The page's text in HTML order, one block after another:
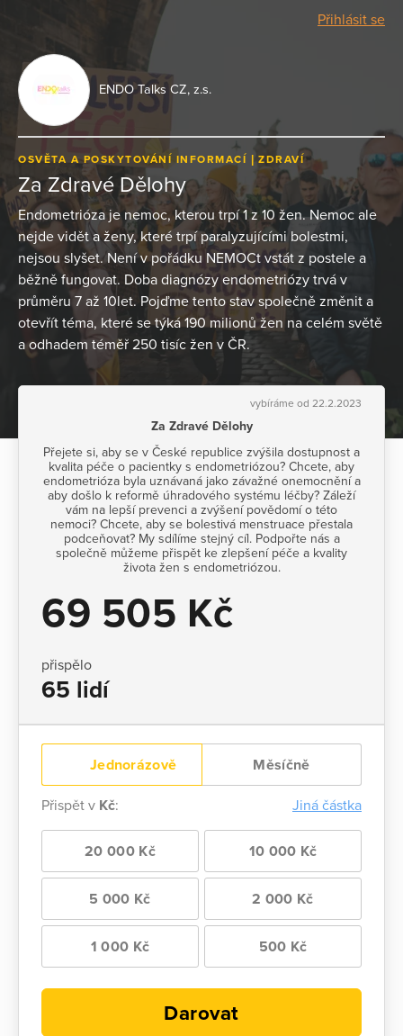
Přihlásit se
ENDO Talks CZ, z.s.
OSVĚTA A POSKYTOVÁNÍ INFORMACÍ ZDRAVÍ
Za Zdravé Dělohy
Endometrióza je nemoc, kterou trpí 1 z 10 žen. Nemoc ale
nejde vidět a ženy, které trpí paralyzujícími bolestmi,
nejsou slyšet. Není v pořádku NEMOCt vstát z postele a
běžně fungovat. Doba diagnózy endometriózy trvá v
průměru 7 až 10let. Pojďme tento stav společně změnit a
otevřít téma, které se týká 190 milionů žen na celém světě
a odhadem téměř 250 tisíc žen v ČR.
vybíráme od 22.2.2023
Za Zdravé Dělohy
Přejete si, aby se v České republice zvýšila dostupnost a
kvalita péče o pacientky s endometriózou? Chcete, aby
endometrióza byla uznávaná jako závažné onemocnění a
aby došlo k reformě úhradového systému léčby? Záleží
vám na lepší prevenci a zvýšení povědomí o této
nemoci? Chcete, aby se bolestivá menstruace přestala
podceňovat? My sdílíme stejný cíl. Podpořte nás a
společně můžeme přispět ke zlepšení péče a kvality
života žen s endometriózou.
69 505 Kč
přispělo
65 lidí
Jednorázově Měsíčně
Přispět v Kč: Jiná částka
20 000 Kč 10 000 Kč
5 000 Kč 2 000 Kč
1 000 Kč 500 Kč
Darovat